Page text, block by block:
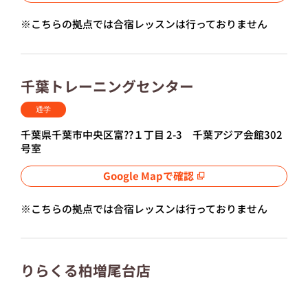
※こちらの拠点では合宿レッスンは行っておりません
千葉トレーニングセンター
通学
千葉県千葉市中央区富??１丁目 2-3 千葉アジア会館302
号室
Google Mapで確認
※こちらの拠点では合宿レッスンは行っておりません
りらくる柏増尾台店